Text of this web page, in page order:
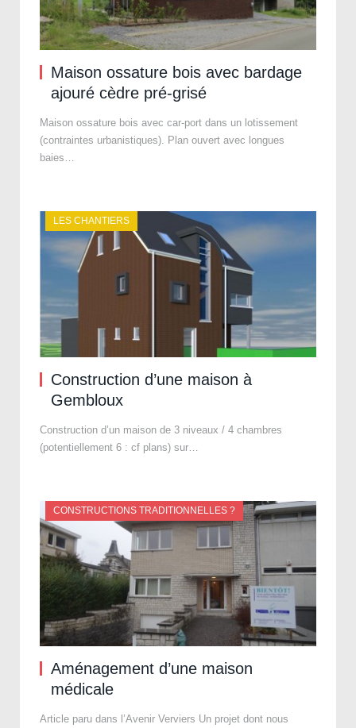
Maison ossature bois avec bardage
ajouré cèdre pré-grisé
Maison ossature bois avec car-port dans un lotissement
(contraintes urbanistiques). Plan ouvert avec longues
baies…
LES CHANTIERS
Construction d’une maison à
Gembloux
Construction d’un maison de 3 niveaux / 4 chambres
(potentiellement 6 : cf plans) sur…
CONSTRUCTIONS TRADITIONNELLES ?
Aménagement d’une maison
médicale
Article paru dans l’Avenir Verviers Un projet dont nous